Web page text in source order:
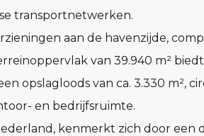
transportnetwerken.
aan de havenzijde,
van 39.940 m²
opslagloods van ca. 3.330 m²,
en bedrijfsruimte.
kenmerkt zich door een